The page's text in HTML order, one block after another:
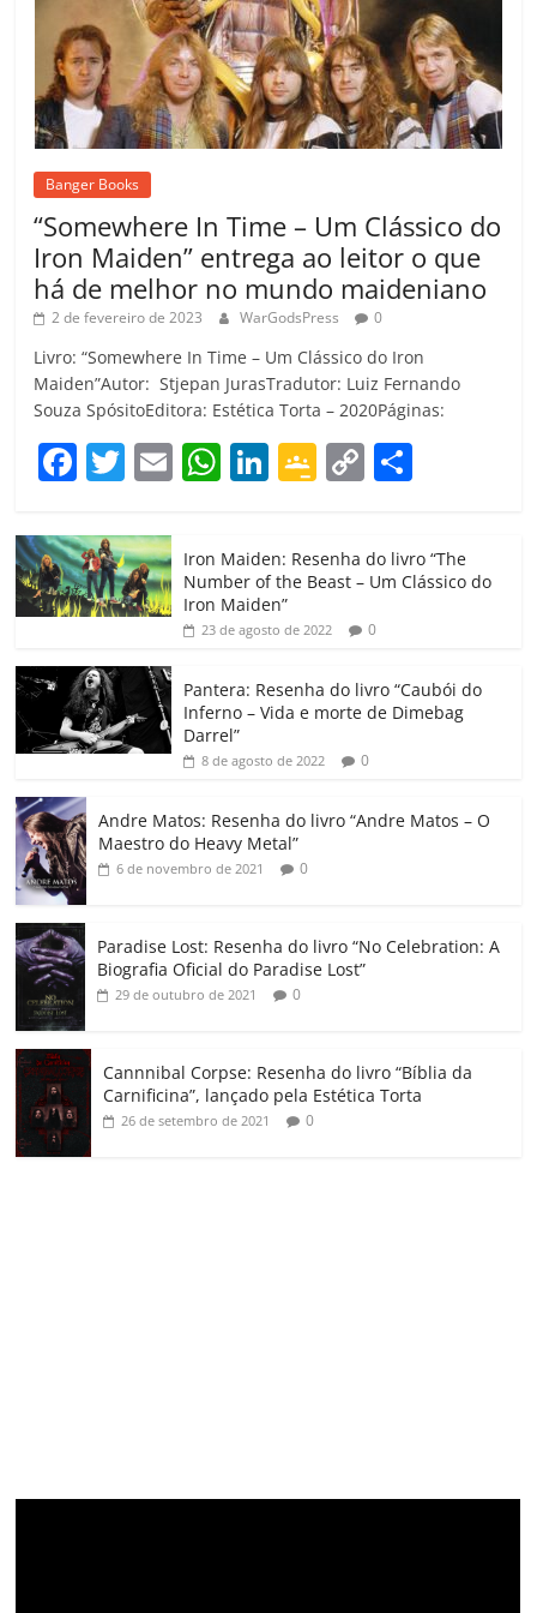
Banger Books
“Somewhere In Time – Um Clássico do
Iron Maiden” entrega ao leitor o que
há de melhor no mundo maideniano
2 de fevereiro de 2023 WarGodsPress 0
Livro: “Somewhere In Time – Um Clássico do Iron
Maiden”Autor: Stjepan JurasTradutor: Luiz Fernando
Souza SpósitoEditora: Estética Torta – 2020Páginas:
F
c
e
b
o
o
k
T
itt
er
E W
at
s
A
p
Li
e
dI
G
gl
e
Cl
a
ss
ro
o
C
p
y
Li
k
m
p
h
ar
Iron Maiden: Resenha do livro “The
Number of the Beast – Um Clássico do
Iron Maiden”
23 de agosto de 2022 0
Pantera: Resenha do livro “Caubói do
Inferno – Vida e morte de Dimebag
Darrel”
8 de agosto de 2022 0
Andre Matos: Resenha do livro “Andre Matos – O
Maestro do Heavy Metal”
6 de novembro de 2021 0
Paradise Lost: Resenha do livro “No Celebration: A
Biografia Oficial do Paradise Lost”
29 de outubro de 2021 0
Cannnibal Corpse: Resenha do livro “Bíblia da
Carnificina”, lançado pela Estética Torta
26 de setembro de 2021 0